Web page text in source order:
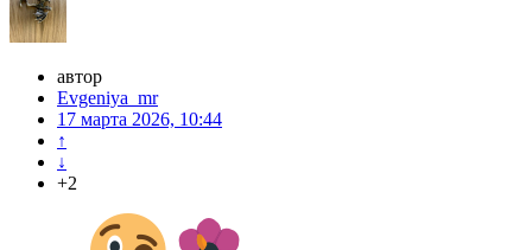
автор
Evgeniya_mr
17 марта 2026, 10:44
↑
↓
+2